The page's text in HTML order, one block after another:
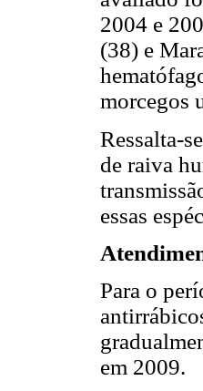
2004 e
(38) e
morcegos
Ressalta-
de raiva
essas
Para o
em 2009.